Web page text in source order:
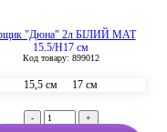
"Дюна" 2л БІЛИЙ МАТ
15,5/Н17 см
Код товару: 899012
15,5 см 17 см
- +